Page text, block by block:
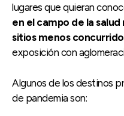
lugares que quieran
en el campo de la
sitios menos
exposición con
Algunos de los destinos
de pandemia son: